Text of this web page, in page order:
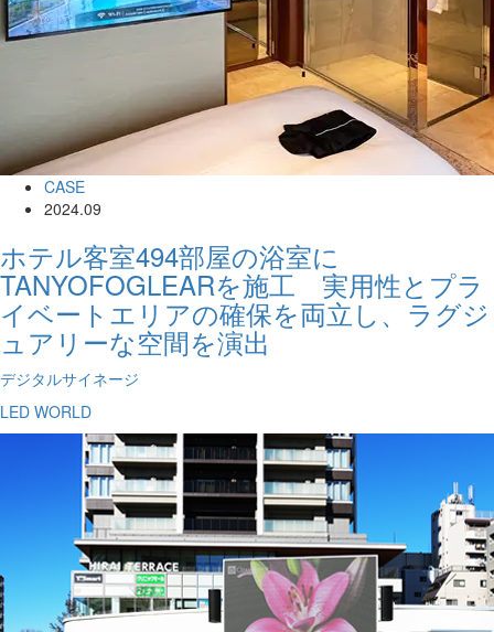
CASE
2024.09
ホテル客室494部屋の浴室に
TANYOFOGLEARを施工 実用性とプラ
イベートエリアの確保を両立し、ラグジ
ュアリーな空間を演出
デジタルサイネージ
LED WORLD